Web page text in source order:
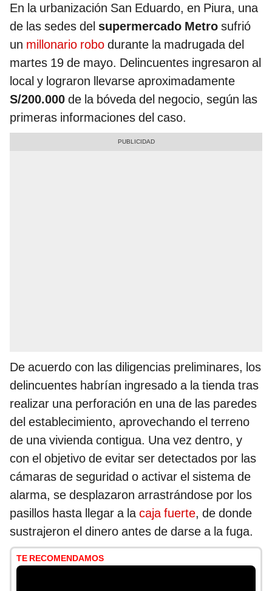
En la urbanización San Eduardo, en Piura, una
de las sedes del supermercado Metro sufrió
un millonario robo durante la madrugada del
martes 19 de mayo. Delincuentes ingresaron al
local y lograron llevarse aproximadamente
S/200.000 de la bóveda del negocio, según las
primeras informaciones del caso.
De acuerdo con las diligencias preliminares, los
delincuentes habrían ingresado a la tienda tras
realizar una perforación en una de las paredes
del establecimiento, aprovechando el terreno
de una vivienda contigua. Una vez dentro, y
con el objetivo de evitar ser detectados por las
cámaras de seguridad o activar el sistema de
alarma, se desplazaron arrastrándose por los
pasillos hasta llegar a lacaja fuerte, de donde
sustrajeron el dinero antes de darse a la fuga.
TE RECOMENDAMOS